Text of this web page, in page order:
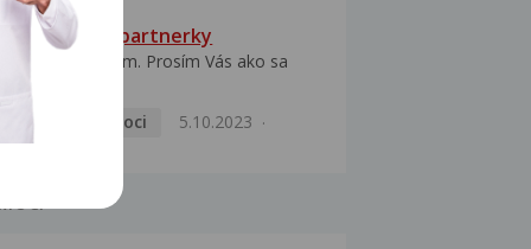
HPV typ 52 u partnerky
Dobrý deň prajem. Prosím Vás ako sa
Pohlavní nemoci
5.10.2023